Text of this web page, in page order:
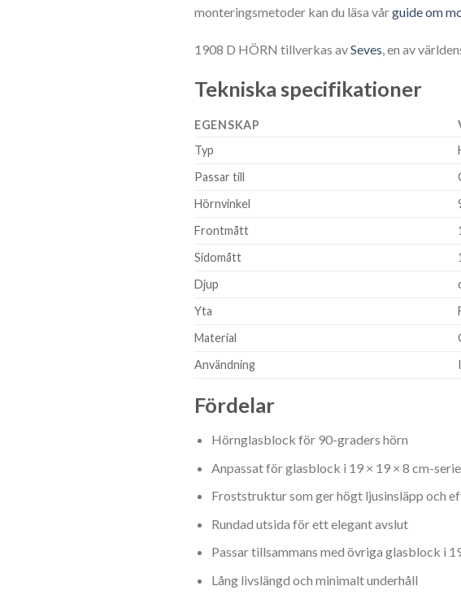
monteringsmetoder kan du läsa vårguide om
1908 D HÖRN tillverkas avSeves , en av
Tekniska specifikationer
EGENSKAP
Typ
Passar till
Hörnvinkel
Frontmått
Sidomått
Djup
Yta
Material
Användning
Fördelar
Hörnglasblock för 90-graders hörn
Anpassat för glasblock i 19 × 19 × 8 cm-
Froststruktur som ger högt ljusinsläpp och
Rundad utsida för ett elegant avslut
Passar tillsammans med övriga glasblock i
Lång livslängd och minimalt underhåll